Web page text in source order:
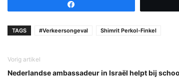
TAGS #Verkeersongeval Shimrit Perkol-Finkel
Vorig artikel
Nederlandse ambassadeur in Israël helpt bij